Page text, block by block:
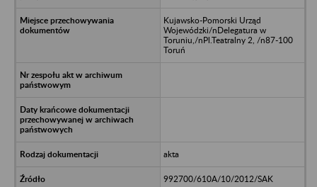
Kujawsko-Pomorski Urząd
Wojewódzki/nDelegatura w
Toruniu,/nPl.Teatralny 2, /n87-100
Toruń
akta
992700/610A/10/2012/SAK